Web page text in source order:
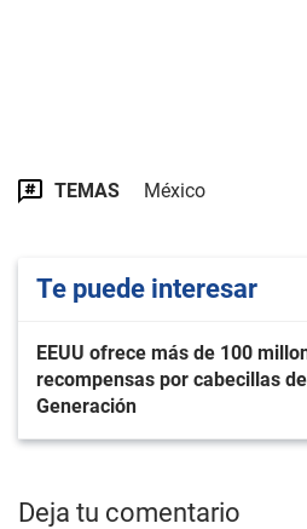
TEMAS México
Te puede interesar
EEUU ofrece más de 100
recompensas por cabecillas
Generación
Deja tu comentario